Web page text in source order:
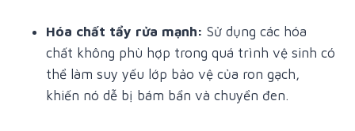
Hóa chất tẩy rửa mạnh: Sử dụng các hóa
chất không phù hợp trong quá trình vệ sinh có
thể làm suy yếu lớp bảo vệ của ron gạch,
khiến nó dễ bị bám bẩn và chuyển đen.